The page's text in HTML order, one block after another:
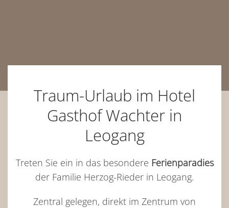
Traum-Urlaub im Hotel
Gasthof Wachter in
Leogang
Treten Sie ein in das besondere Ferienparadies
der Familie Herzog-Rieder in Leogang.
Zentral gelegen, direkt im Zentrum von